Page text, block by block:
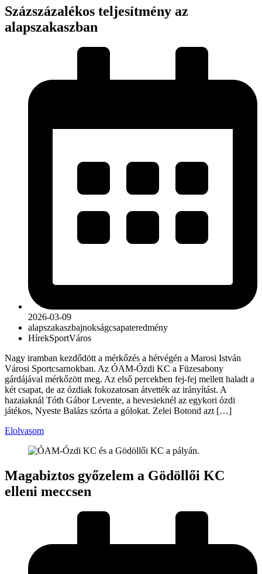
Százszázalékos teljesítmény az
alapszakaszban
2026-03-09
alapszakaszbajnokságcsapateredmény
HírekSportVáros
Nagy iramban kezdődött a mérkőzés a hétvégén a Marosi István
Városi Sportcsarnokban. Az ÓAM-Ózdi KC a Füzesabony
gárdájával mérkőzött meg. Az első percekben fej-fej mellett haladt a
két csapat, de az ózdiak fokozatosan átvették az irányítást. A
hazaiaknál Tóth Gábor Levente, a hevesieknél az egykori ózdi
játékos, Nyeste Balázs szórta a gólokat. Zelei Botond azt […]
Elolvasom
Magabiztos győzelem a Gödöllői KC
elleni meccsen